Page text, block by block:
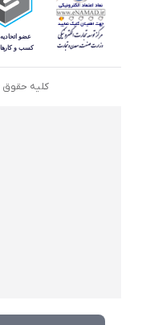
کلیه حقوق